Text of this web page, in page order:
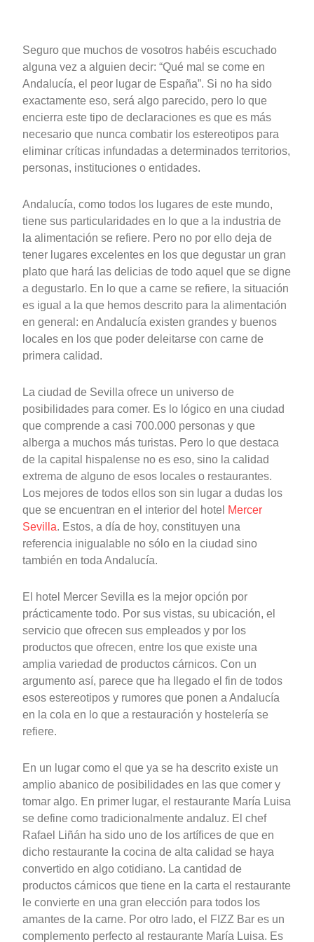
Seguro que muchos de vosotros habéis escuchado
alguna vez a alguien decir: “Qué mal se come en
Andalucía, el peor lugar de España”. Si no ha sido
exactamente eso, será algo parecido, pero lo que
encierra este tipo de declaraciones es que es más
necesario que nunca combatir los estereotipos para
eliminar críticas infundadas a determinados territorios,
personas, instituciones o entidades.
Andalucía, como todos los lugares de este mundo,
tiene sus particularidades en lo que a la industria de
la alimentación se refiere. Pero no por ello deja de
tener lugares excelentes en los que degustar un gran
plato que hará las delicias de todo aquel que se digne
a degustarlo. En lo que a carne se refiere, la situación
es igual a la que hemos descrito para la alimentación
en general: en Andalucía existen grandes y buenos
locales en los que poder deleitarse con carne de
primera calidad.
La ciudad de Sevilla ofrece un universo de
posibilidades para comer. Es lo lógico en una ciudad
que comprende a casi 700.000 personas y que
alberga a muchos más turistas. Pero lo que destaca
de la capital hispalense no es eso, sino la calidad
extrema de alguno de esos locales o restaurantes.
Los mejores de todos ellos son sin lugar a dudas los
que se encuentran en el interior del hotel Mercer
Sevilla. Estos, a día de hoy, constituyen una
referencia inigualable no sólo en la ciudad sino
también en toda Andalucía.
El hotel Mercer Sevilla es la mejor opción por
prácticamente todo. Por sus vistas, su ubicación, el
servicio que ofrecen sus empleados y por los
productos que ofrecen, entre los que existe una
amplia variedad de productos cárnicos. Con un
argumento así, parece que ha llegado el fin de todos
esos estereotipos y rumores que ponen a Andalucía
en la cola en lo que a restauración y hostelería se
refiere.
En un lugar como el que ya se ha descrito existe un
amplio abanico de posibilidades en las que comer y
tomar algo. En primer lugar, el restaurante María Luisa
se define como tradicionalmente andaluz. El chef
Rafael Liñán ha sido uno de los artífices de que en
dicho restaurante la cocina de alta calidad se haya
convertido en algo cotidiano. La cantidad de
productos cárnicos que tiene en la carta el restaurante
le convierte en una gran elección para todos los
amantes de la carne. Por otro lado, el FIZZ Bar es un
complemento perfecto al restaurante María Luisa. Es